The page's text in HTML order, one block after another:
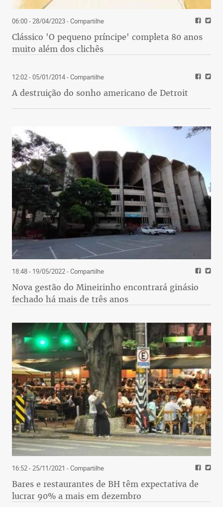
06:00 - 28/04/2023- Compartilhe
Clássico 'O pequeno príncipe' completa 80 anos
muito além dos clichês
12:02 - 05/01/2014- Compartilhe
A destruição do sonho americano de Detroit
18:48 - 19/05/2022- Compartilhe
Nova gestão do Mineirinho encontrará ginásio
fechado há mais de três anos
16:52 - 25/11/2021 - Compartilhe
Bares e restaurantes de BH têm expectativa de
lucrar 90% a mais em dezembro